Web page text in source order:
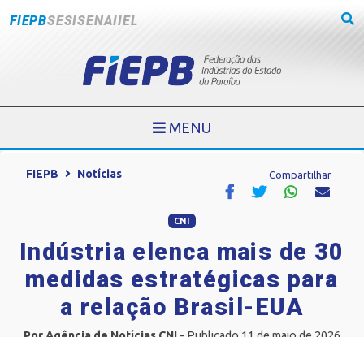
FIEPBSESISENAIIEL
MENU
FIEPB Notícias Compartilhar
CNI
Indústria elenca mais de 30
medidas estratégicas para
a relação Brasil-EUA